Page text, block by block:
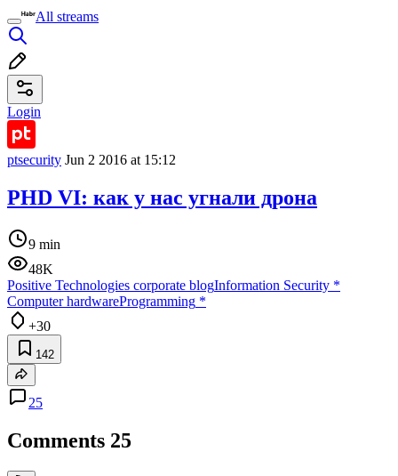
All streams
Login
ptsecurity Jun 2 2016 at 15:12
PHD VI: как у нас угнали дрона
9 min
48K
Positive Technologies corporate blogInformation Security *
Computer hardwareProgramming *
+30
142
25
Comments 25